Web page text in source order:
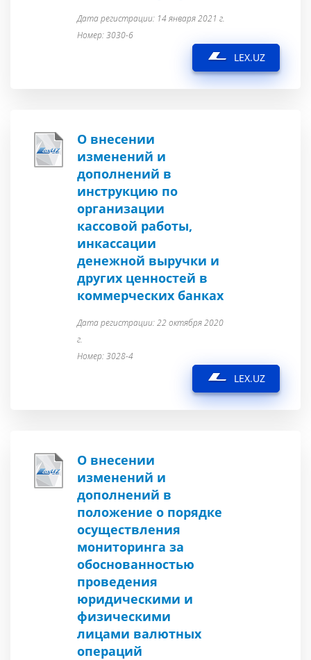
Дата регистрации: 14 января 2021 г.
Номер: 3030-6
LEX.UZ
О внесении
изменений и
дополнений в
инструкцию по
организации
кассовой работы,
инкассации
денежной выручки и
других ценностей в
коммерческих банках
Дата регистрации: 22 октября 2020
г.
Номер: 3028-4
LEX.UZ
О внесении
изменений и
дополнений в
положение о порядке
осуществления
мониторинга за
обоснованностью
проведения
юридическими и
физическими
лицами валютных
операций